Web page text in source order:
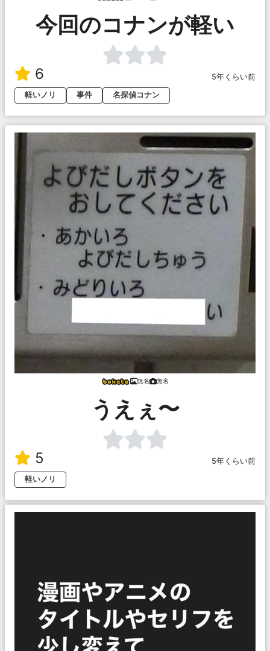
今回のコナンが軽い
6
5年くらい前
軽いノリ
事件 名探偵コナン
無名 無名
うえぇ〜
5
5年くらい前
軽いノリ